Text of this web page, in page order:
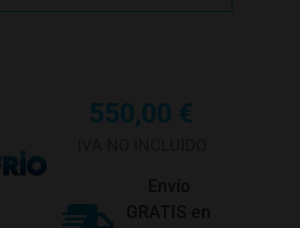
550,00 €